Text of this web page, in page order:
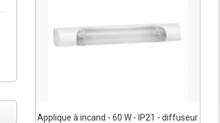
Applique à incand - 60 W - IP21 - diffuseur